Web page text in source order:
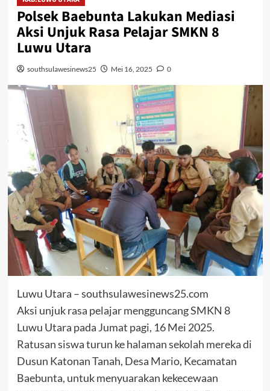
Polsek Baebunta Lakukan Mediasi
Aksi Unjuk Rasa Pelajar SMKN 8
Luwu Utara
southsulawesinews25 Mei 16, 2025 0
Luwu Utara – southsulawesinews25.com
Aksi unjuk rasa pelajar mengguncang SMKN 8
Luwu Utara pada Jumat pagi, 16 Mei 2025.
Ratusan siswa turun ke halaman sekolah mereka di
Dusun Katonan Tanah, Desa Mario, Kecamatan
Baebunta, untuk menyuarakan kekecewaan